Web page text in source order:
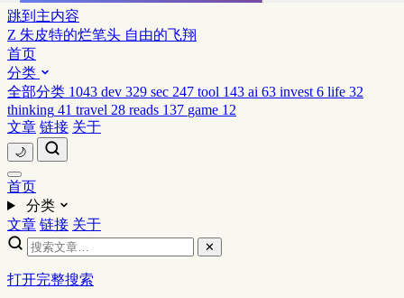
跳到主内容
Z 朱皮特的烂笔头 自由的飞翔
首页
分类
全部分类 1043 dev 329 sec 247 tool 143 ai 63 invest 6 life 32
thinking 41 travel 28 reads 137 game 12
文章 链接 关于
🌙
首页
分类
文章 链接 关于
✕
打开完整搜索